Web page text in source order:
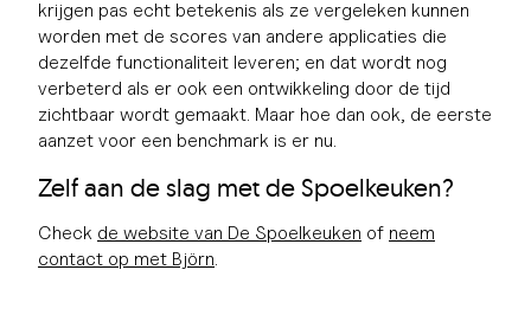
krijgen pas echt betekenis als ze vergeleken kunnen
worden met de scores van andere applicaties die
dezelfde functionaliteit leveren; en dat wordt nog
verbeterd als er ook een ontwikkeling door de tijd
zichtbaar wordt gemaakt. Maar hoe dan ook, de eerste
aanzet voor een benchmark is er nu.
Zelf aan de slag met de Spoelkeuken?
Check de website van De Spoelkeuken of neem
contact op met Björn.